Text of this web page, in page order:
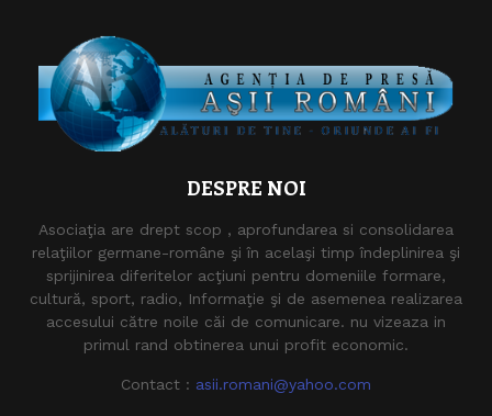
DESPRE NOI
Asociaţia are drept scop , aprofundarea si consolidarea
relaţiilor germane-române şi în acelaşi timp îndeplinirea şi
sprijinirea diferitelor acţiuni pentru domeniile formare,
cultură, sport, radio, Informaţie şi de asemenea realizarea
accesului către noile căi de comunicare. nu vizeaza in
primul rand obtinerea unui profit economic.
Contact : asii.romani@yahoo.com